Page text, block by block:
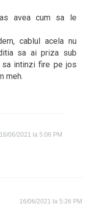
avea cum sa le
cablul acela nu
sa ai priza sub
sa intinzi fire pe jos
meh.
16/06/2021 la 5:06 PM
16/06/2021 la 5:26 PM